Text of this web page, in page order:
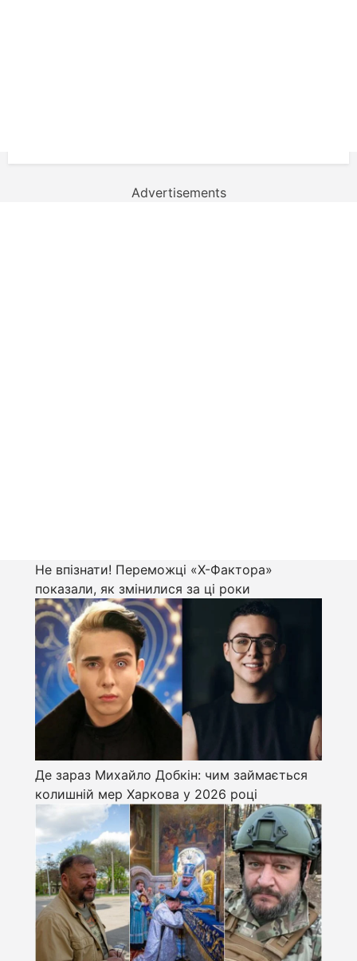
Advertisements
Не впізнати! Переможці «Х-Фактора»
показали, як змінилися за ці роки
Де зараз Михайло Добкін: чим займається
колишній мер Харкова у 2026 році